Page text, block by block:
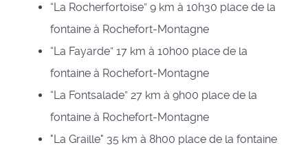
“La Rocherfortoise” 9 km à 10h30 place de la
fontaine à Rochefort-Montagne
“La Fayarde” 17 km à 10h00 place de la
fontaine à Rochefort-Montagne
“La Fontsalade” 27 km à 9h00 place de la
fontaine à Rochefort-Montagne
"La Graille" 35 km à 8h00 place de la fontaine